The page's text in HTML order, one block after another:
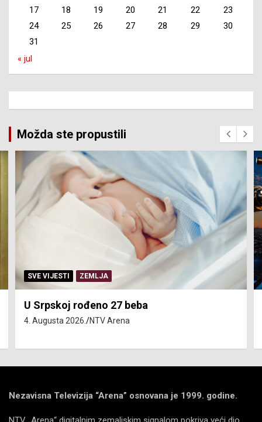
17
18 19 20 21 22
23
24
25 26 27 28 29
30
31
« jul
Možda ste propustili
SERVISNE INFORMACIJE
Isključenja vode – utorak 4. avgust
4. Augusta 2026. NTV Arena
Nezavisna Televizija “Arena” osnovana je 1999. godine.